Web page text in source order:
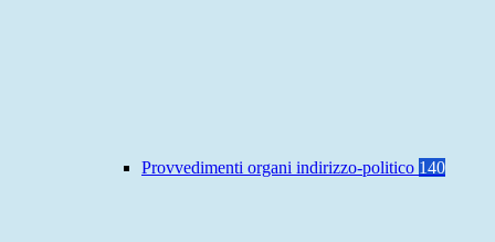
Provvedimenti organi indirizzo-politico 140